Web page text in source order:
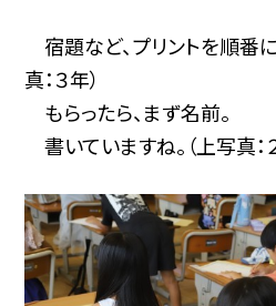
宿題など、プリントを順番
真：３年）
もらったら、まず名前。
書いていますね。 （上写真：